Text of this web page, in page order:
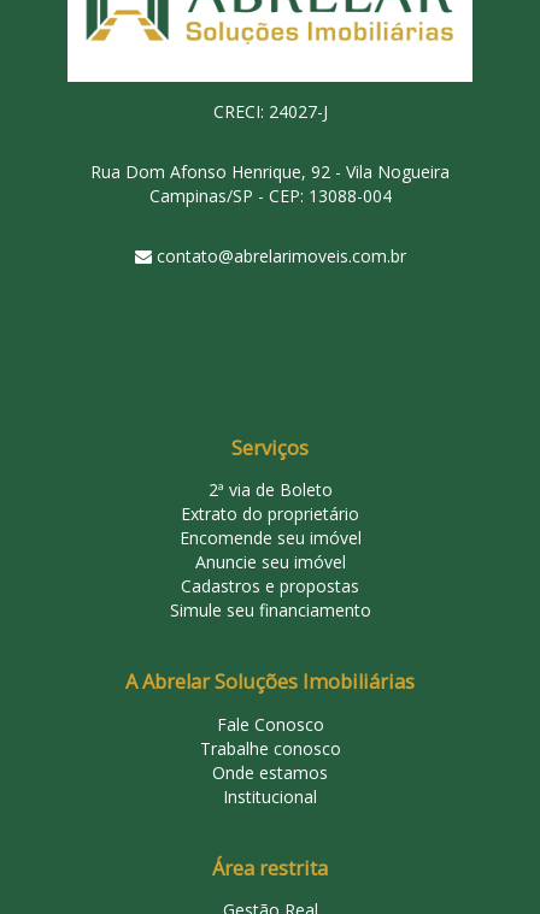
CRECI: 24027-J
Rua Dom Afonso Henrique, 92 - Vila Nogueira
Campinas/SP - CEP: 13088-004
contato@abrelarimoveis.com.br
Serviços
2ª via de Boleto
Extrato do proprietário
Encomende seu imóvel
Anuncie seu imóvel
Cadastros e propostas
Simule seu financiamento
A Abrelar Soluções Imobiliárias
Fale Conosco
Trabalhe conosco
Onde estamos
Institucional
Área restrita